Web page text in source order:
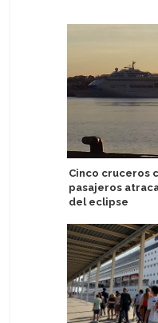
Cinco cruceros
pasajeros
del eclipse